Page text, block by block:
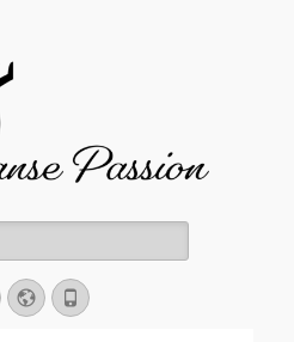
Site
web
Tél